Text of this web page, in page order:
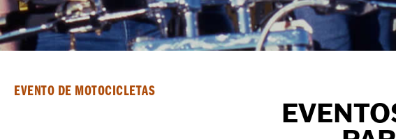
EVENTO DE MOTOCICLETAS